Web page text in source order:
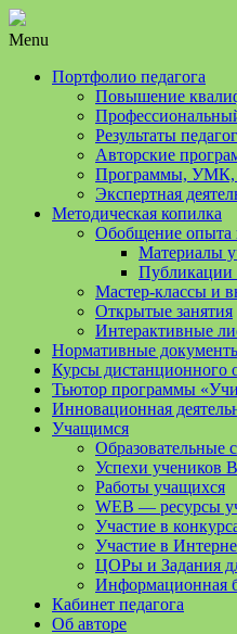
Menu
Портфолио педагога
Повышение
Результаты
Авторские
Программы, УМК,
Экспертная
Методическая копилка
Обобщение опыта
Материалы
Публикации
Мастер-классы и
Открытые занятия
Интерактивные
Нормативные
Курсы дистанционного
Тьютор программы
Инновационная
Учащимся
Образовательные
Успехи учеников
Работы учащихся
WEB — ресурсы
Участие в
Участие в
ЦОРы и Задания
Информационная
Кабинет педагога
Об авторе